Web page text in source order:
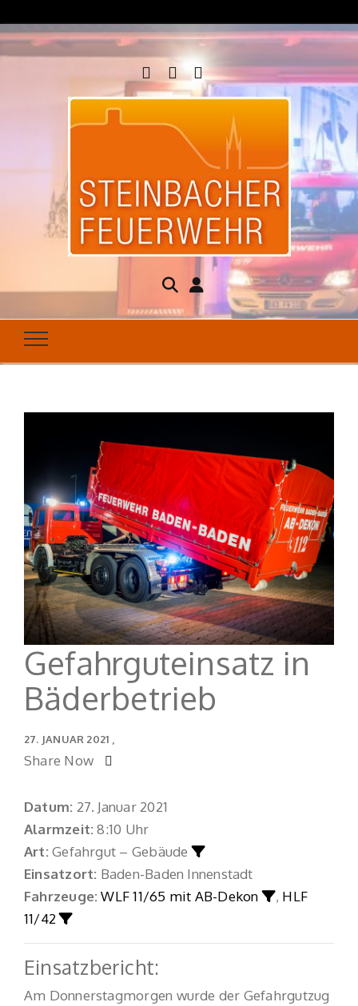
Steinbacher
Feuerwehr
Seit 1877 für Ihren Brandschutz da
Gefahrguteinsatz in
Bäderbetrieb
27. JANUAR 2021
Share Now
Datum: 27. Januar 2021
Alarmzeit:8:10 Uhr
Art:Gefahrgut – Gebäude
Einsatzort: Baden-Baden Innenstadt
Fahrzeuge: WLF 11/65 mit AB-Dekon , HLF
11/42
Einsatzbericht:
Am Donnerstagmorgen wurde der Gefahrgutzug